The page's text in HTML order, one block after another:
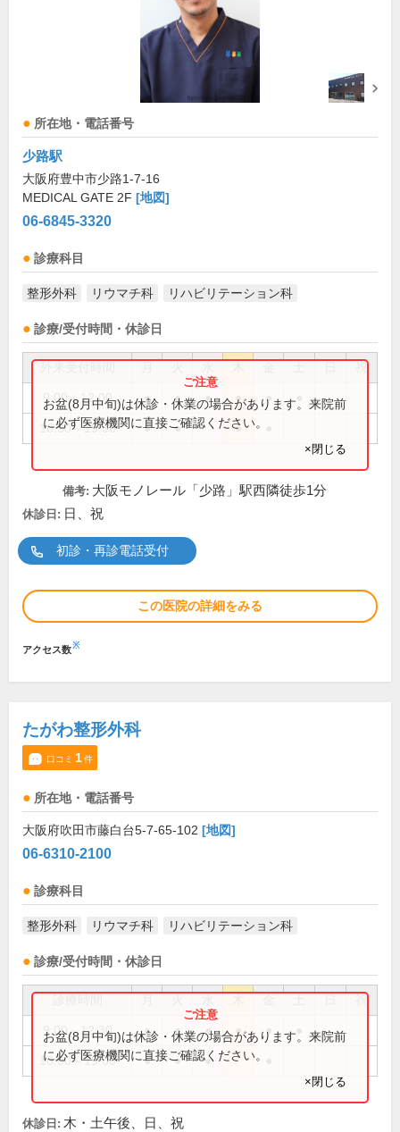
所在地・電話番号
少路駅
大阪府豊中市少路1-7-16
MEDICAL GATE 2F [地図]
06-6845-3320
診療科目
整形外科 リウマチ科 リハビリテーション科
診療/受付時間・休診日
祝
9:00～12:00 ● ● ● ● ●
16:30～19:30 ● ● ●
お盆(8月中旬)は休診・休業の場合があります。来院前
に必ず医療機関に直接ご確認ください。
×閉じる
備考: 大阪モノレール「少路」駅西隣徒歩1分
休診日: 日、祝
初診・再診電話受付
この医院の詳細をみる
アクセス数※
たがわ整形外科
口コミ 1件
所在地・電話番号
大阪府吹田市藤白台5-7-65-102 [地図]
06-6310-2100
診療科目
整形外科 リウマチ科 リハビリテーション科
診療/受付時間・休診日
祝
9:00～12:30 ● ● ● ● ●
16:00～19:00 ● ● ●
お盆(8月中旬)は休診・休業の場合があります。来院前
に必ず医療機関に直接ご確認ください。
×閉じる
休診日: 木・土午後、日、祝